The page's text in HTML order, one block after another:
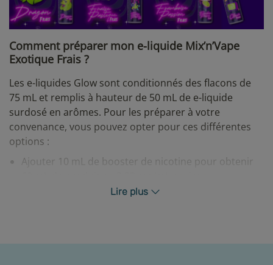
Comment préparer mon e-liquide Mix’n’Vape
Exotique Frais ?
Les e-liquides Glow sont conditionnés des flacons de
75 mL et remplis à hauteur de 50 mL de e-liquide
surdosé en arômes. Pour les préparer à votre
convenance, vous pouvez opter pour ces différentes
options :
Ajouter 10 mL de booster de nicotine pour obtenir
Ajouter 20 mL de booster de nicotine pour obtenir
Lire plus